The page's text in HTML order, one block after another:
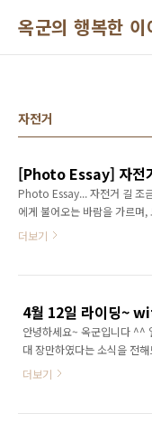
옥군의 행복한 이
자전거
[Photo Essay] 자전
Photo Essay... 자전거 길 조
에게 불어오는 바람을 가르며,
적지를 향해 쉼없이 달려간다~
더보기
안녕하세요~ 옥군입니다 ^^
대 장만하였다는 소식을 전
니 심심해서 기록을 남기며
더보기